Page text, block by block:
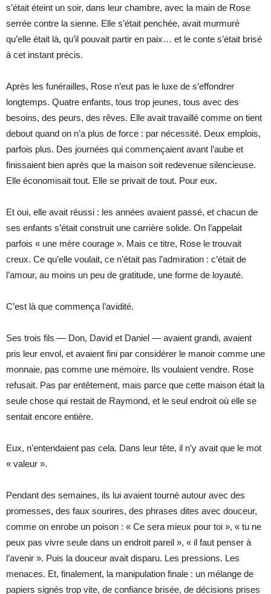
s’était éteint un soir, dans leur chambre, avec la main de Rose
serrée contre la sienne. Elle s’était penchée, avait murmuré
qu’elle était là, qu’il pouvait partir en paix… et le conte s’était brisé
à cet instant précis.
Après les funérailles, Rose n’eut pas le luxe de s’effondrer
longtemps. Quatre enfants, tous trop jeunes, tous avec des
besoins, des peurs, des rêves. Elle avait travaillé comme on tient
debout quand on n’a plus de force : par nécessité. Deux emplois,
parfois plus. Des journées qui commençaient avant l’aube et
finissaient bien après que la maison soit redevenue silencieuse.
Elle économisait tout. Elle se privait de tout. Pour eux.
Et oui, elle avait réussi : les années avaient passé, et chacun de
ses enfants s’était construit une carrière solide. On l’appelait
parfois « une mère courage ». Mais ce titre, Rose le trouvait
creux. Ce qu’elle voulait, ce n’était pas l’admiration : c’était de
l’amour, au moins un peu de gratitude, une forme de loyauté.
C’est là que commença l’avidité.
Ses trois fils — Don, David et Daniel — avaient grandi, avaient
pris leur envol, et avaient fini par considérer le manoir comme une
monnaie, pas comme une mémoire. Ils voulaient vendre. Rose
refusait. Pas par entêtement, mais parce que cette maison était la
seule chose qui restait de Raymond, et le seul endroit où elle se
sentait encore entière.
Eux, n’entendaient pas cela. Dans leur tête, il n’y avait que le mot
« valeur ».
Pendant des semaines, ils lui avaient tourné autour avec des
promesses, des faux sourires, des phrases dites avec douceur,
comme on enrobe un poison : « Ce sera mieux pour toi », « tu ne
peux pas vivre seule dans un endroit pareil », « il faut penser à
l’avenir ». Puis la douceur avait disparu. Les pressions. Les
menaces. Et, finalement, la manipulation finale : un mélange de
papiers signés trop vite, de confiance brisée, de décisions prises